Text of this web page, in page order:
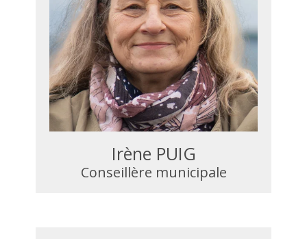
Irène PUIG
Conseillère municipale